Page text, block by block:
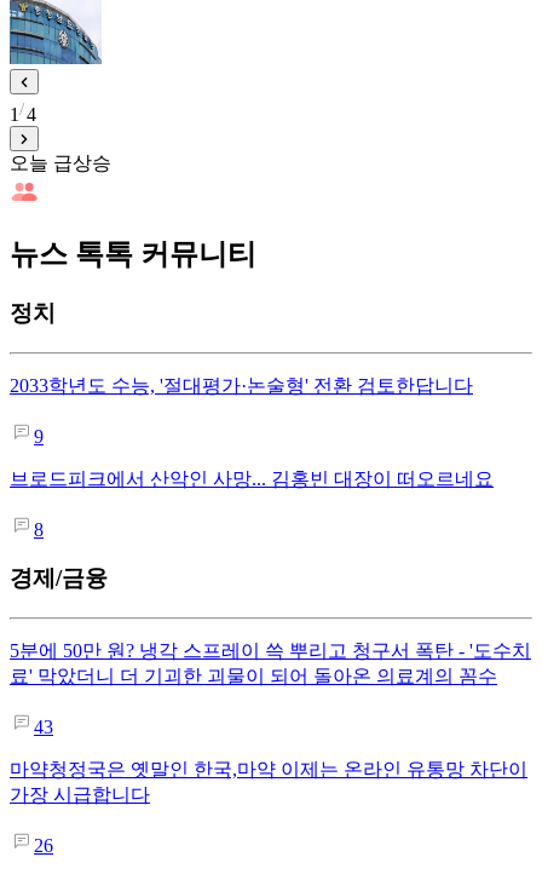
1 4
오늘 급상승
뉴스 톡톡 커뮤니티
정치
2033학년도 수능, '절대평가·논술형' 전환 검토한답니다
9
브로드피크에서 산악인 사망... 김홍빈 대장이 떠오르네요
8
경제/금융
5분에 50만 원? 냉각 스프레이 쓱 뿌리고 청구서 폭탄 - '도수치
료' 막았더니 더 기괴한 괴물이 되어 돌아온 의료계의 꼼수
43
마약청정국은 옛말인 한국,마약 이제는 온라인 유통망 차단이
가장 시급합니다
26